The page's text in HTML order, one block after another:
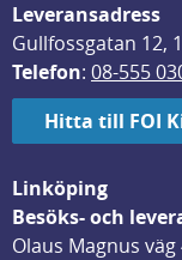
Leveransadress
Gullfossgatan 12,
Telefon: 08-555
Hitta till FOI
Linköping
Besöks- och
Olaus Magnus